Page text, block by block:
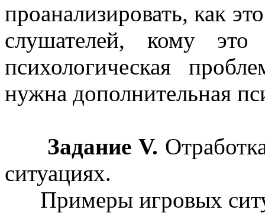
проанализировать, как
слушателей, кому это
психологическая
нужна дополнительная
Задание V.
ситуациях.
Примеры игровых